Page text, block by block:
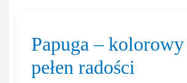
Papuga –
pełen radości